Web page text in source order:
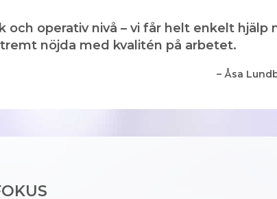
och operativ nivå – vi får helt enkelt
nöjda med kvalitén på arbetet.
– Åsa